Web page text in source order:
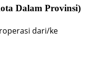
Dalam Provinsi)
dari/ke